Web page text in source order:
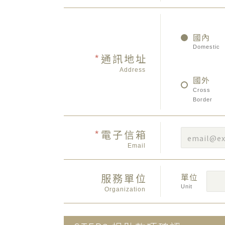
* 通訊地址
Address
國內
Domestic
國外
Cross
Border
* 電子信箱
Email
服務單位
Organization
單位
Unit